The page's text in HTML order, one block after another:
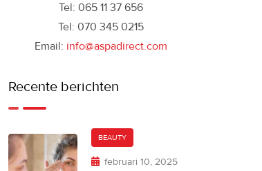
Tel: 065 11 37 656
Tel: 070 345 0215
Email: info@aspadirect.com
Recente berichten
BEAUTY
februari 10, 2025